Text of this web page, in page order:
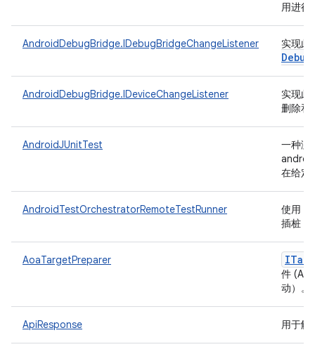
用进行
AndroidDebugBridge.IDebugBridgeChangeListener 实现此
Debug
AndroidDebugBridge.IDeviceChangeListener
实现此
删除和
AndroidJUnitTest
一种测
在给定
AndroidTestOrchestratorRemoteTestRunner
使用
插桩
AoaTargetPreparer
件
动）。
ApiResponse 用于解